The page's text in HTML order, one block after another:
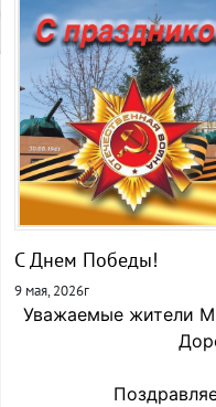
С Днем Победы!
9 мая, 2026г
Уважаемые жители